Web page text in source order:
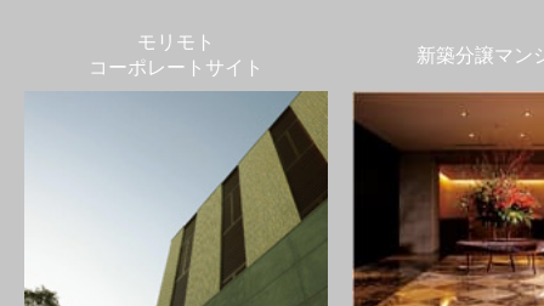
モリモト
コーポレートサイト
新築分譲マン